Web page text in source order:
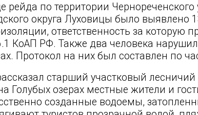
рейда по территории
округа Луховицы было
ответственность за которую
КоАП РФ. Также два человека
Протокол на них был составлен по
старший участковый
Голубых озерах местные жители и
созданные водоемы,